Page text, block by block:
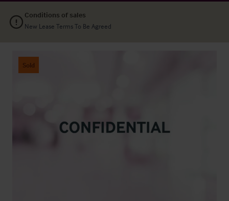
Conditions of sales
New Lease Terms To Be Agreed
Sold